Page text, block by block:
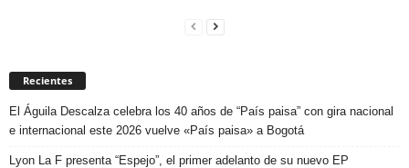
Recientes
El Águila Descalza celebra los 40 años de “País paisa” con gira nacional
e internacional este 2026 vuelve «País paisa» a Bogotá
Lyon La F presenta “Espejo”, el primer adelanto de su nuevo EP